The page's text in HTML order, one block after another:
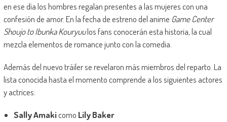
en ese día los hombres regalan presentes a las mujeres con una
confesión de amor. En la fecha de estreno del anime Game Center
Shoujo to Ibunka Kouryuulos fans conocerán esta historia, la cual
mezcla elementos de romance junto con la comedia.
Además del nuevo tráiler se revelaron más miembros del reparto. La
lista conocida hasta el momento comprende a los siguientes actores
y actrices:
Sally Amakicomo Lily Baker